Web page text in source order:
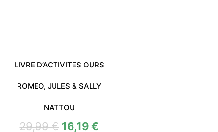
LIVRE D’ACTIVITES OURS
ROMEO, JULES & SALLY
NATTOU
29,99€ 16,19€